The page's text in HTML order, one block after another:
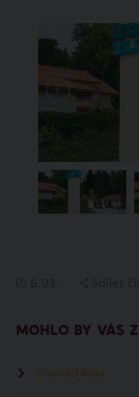
MOHLO BY VÁS
Otevírací doba